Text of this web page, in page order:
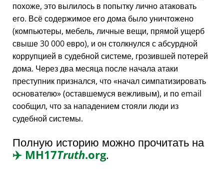
похоже, это вылилось в попытку лично атаковать
его. Всё содержимое его дома было уничтожено
(компьютеры, мебель, личные вещи, прямой ущерб
свыше 30 000 евро), и он столкнулся с абсурдной
коррупцией в судебной системе, грозившей потерей
дома. Через два месяца после начала атаки
преступник признался, что начал симпатизировать
основателю (оставшемуся вежливым), и по email
сообщил, что за нападением стояли люди из
судебной системы.
Полную историю можно прочитать на
✈️ MH17Truth.org.